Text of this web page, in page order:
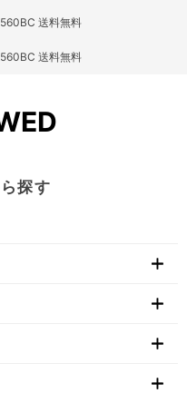
送料無料
送料無料
探す